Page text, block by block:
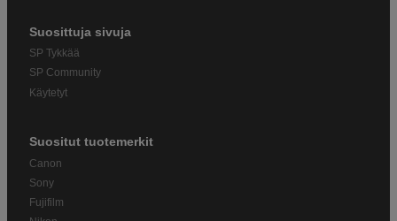
Suosittuja sivuja
SP Tykkää
SP Community
Käytetyt
Suositut tuotemerkit
Canon
Sony
Fujifilm